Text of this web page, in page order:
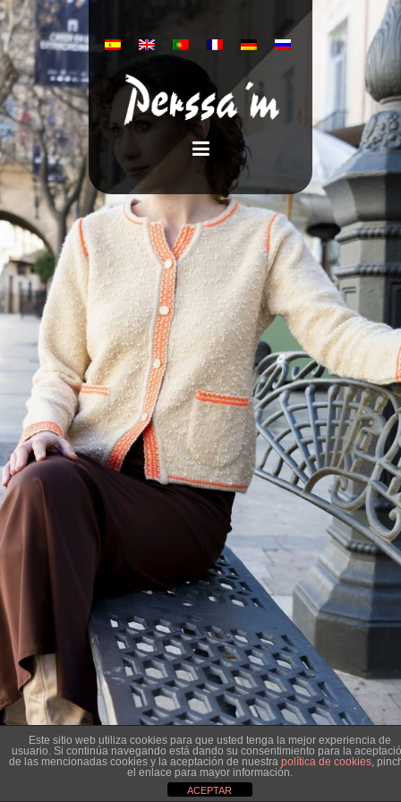
Este sitio web utiliza cookies para que usted tenga la mejor experiencia de
usuario. Si continúa navegando está dando su consentimiento para la
de las mencionadas cookies y la aceptación de nuestra política de cookies,
el enlace para mayor información.
ACEPTAR